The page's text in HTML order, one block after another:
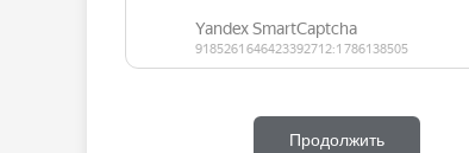
Продолжить